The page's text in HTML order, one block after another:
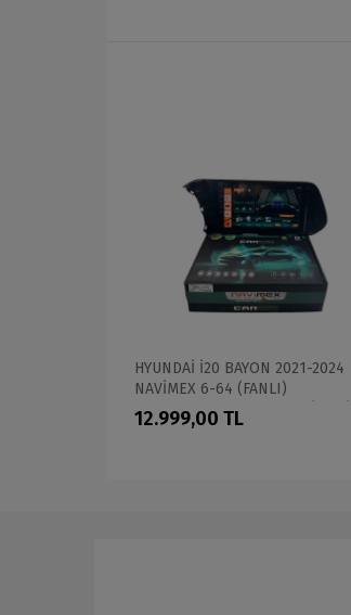
HYUNDAİ İ20 BAYON 2021-2024
NAVİMEX 6-64 (FANLI)
PROFESYONEL OEM MULTİMEDİA
12.999,00 TL